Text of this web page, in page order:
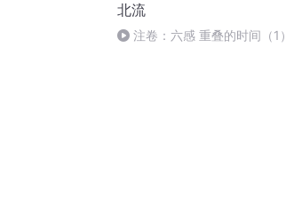
北流
注卷：六感 重叠的时间（1）